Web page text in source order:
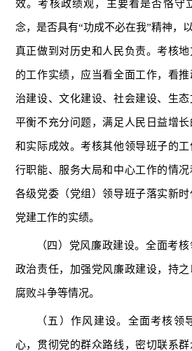
效。考核政绩观，主要看是否恪守
念，是否具有“功成不必在我”精神，
真正做到对历史和人民负责。考核
的工作实绩，应当看全面工作，看
治建设、文化建设、社会建设、生
平衡不充分问题，满足人民日益增
和实际成效。考核其他领导班子的
行职能、服务大局和中心工作的情
各级党委（党组）领导班子落实新
党建工作的实绩。
（四）党风廉政建设。全面考
政治责任，加强党风廉政建设，持
腐败斗争等情况。
（五）作风建设。全面考核领
心，贯彻党的群众路线，密切联系群